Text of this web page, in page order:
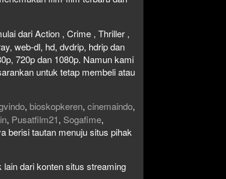
dari Action , Crime , Thriller ,
web-dl, hd, dvdrip, hdrip dan
720p dan 1080p. Namun kami
untuk tetap membeli atau
, bioskopkeren, cinemaindo,
, Pusatfilm21, Sogafime,
berisi tautan menuju situs pihak
dari konten situs streaming